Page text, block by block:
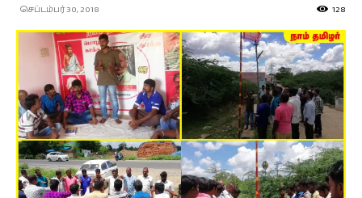
செப்டம்பர் 30, 2018 128